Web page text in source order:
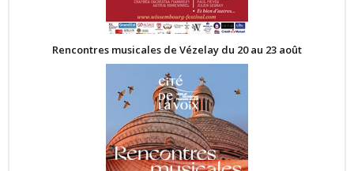
Rencontres musicales de Vézelay du 20 au 23 août